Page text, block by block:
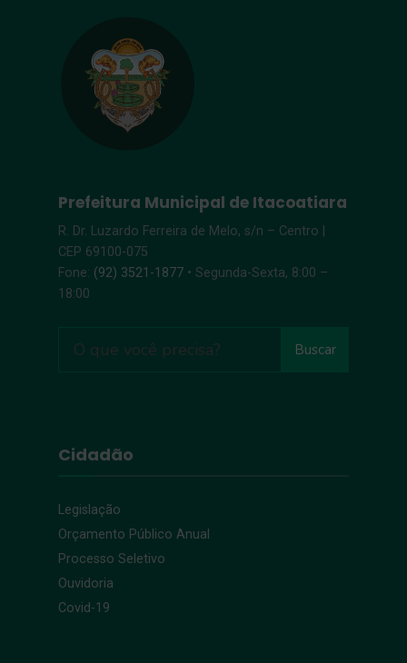
Prefeitura Municipal de Itacoatiara
R. Dr. Luzardo Ferreira de Melo, s/n – Centro |
CEP 69100-075
Fone: (92) 3521-1877 • Segunda-Sexta, 8:00 –
18:00
Buscar
Cidadão
Legislação
Orçamento Público Anual
Processo Seletivo
Ouvidoria
Covid-19